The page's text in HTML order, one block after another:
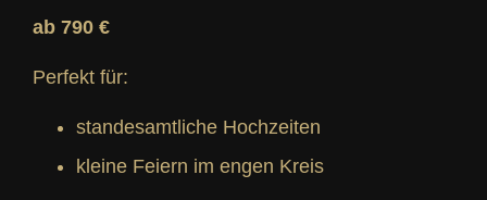
ab 790 €
Perfekt für:
standesamtliche Hochzeiten
kleine Feiern im engen Kreis